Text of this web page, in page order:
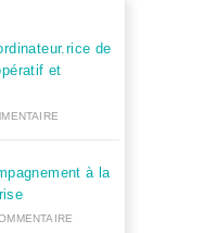
de
et
à la